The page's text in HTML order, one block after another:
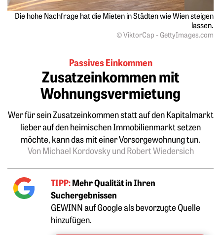
Die hohe Nachfrage hat die Mieten in Städten wie Wien steigen
lassen.
© ViktorCap - GettyImages.com
Passives Einkommen
Zusatzeinkommen mit
Wohnungsvermietung
Wer für sein Zusatzeinkommen statt auf den Kapitalmarkt
lieber auf den heimischen Immobilienmarkt setzen
möchte, kann das mit einer Vorsorgewohnung tun.
Von Michael Kordovsky und Robert Wiedersich
TIPP:Mehr Qualität in Ihren
Suchergebnissen
GEWINN auf Google als bevorzugte Quelle
hinzufügen.